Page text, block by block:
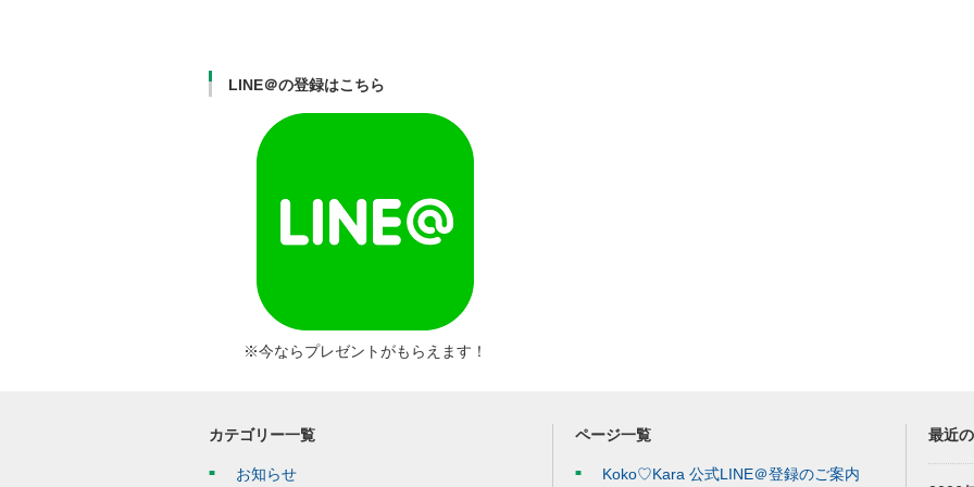
LINE＠の登録はこちら
※今ならプレゼントがもらえます！
カテゴリー一覧
お知らせ
ページ一覧
Koko♡Kara 公式LINE＠登録のご案内
最近